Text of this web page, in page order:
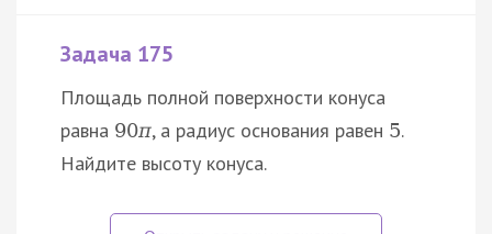
Задача 175
Площадь полной поверхности конуса
равна 90π, а радиус основания равен 5.
Найдите высоту конуса.